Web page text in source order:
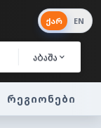
აბაშა
ქარ EN
რეგიონები